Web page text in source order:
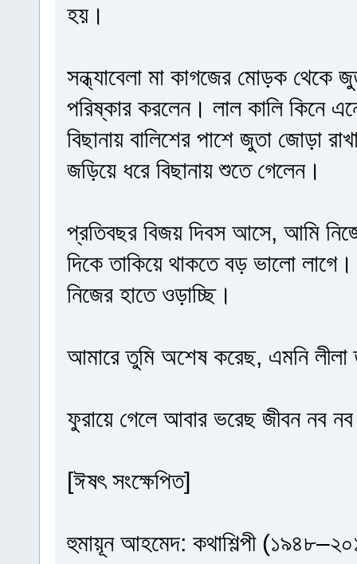
হয়।
সন্ধ্যাবেলা মা কাগজের মোড়ক
পরিষ্কার করলেন। লাল কালি কিনে
বিছানায় বালিশের পাশে জুতা জোড়া
জড়িয়ে ধরে বিছানায় শুতে গেলেন।
প্রতিবছর বিজয় দিবস আসে, আমি
দিকে তাকিয়ে থাকতে বড় ভালো
নিজের হাতে ওড়াচ্ছি।
আমারে তুমি অশেষ করেছ, এমনি লীলা
ফুরায়ে গেলে আবার ভরেছ জীবন নব
[ঈষৎ সংক্ষেপিত]
হুমায়ূন আহমেদ: কথাশিল্পী